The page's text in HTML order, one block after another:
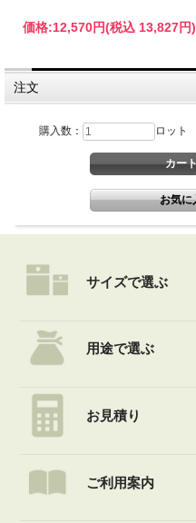
価格:12,570円(税込 13,827円)
注文
購入数： ロット
サイズで選ぶ
用途で選ぶ
お見積り
ご利用案内